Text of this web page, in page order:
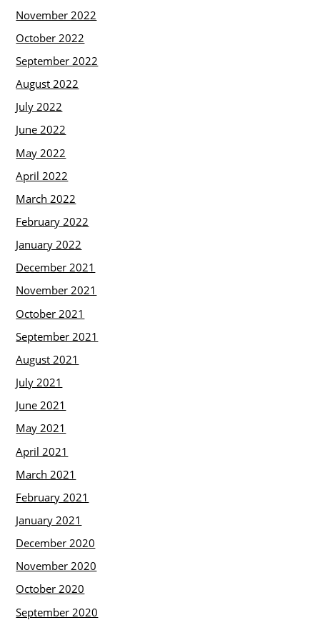
November 2022
October 2022
September 2022
August 2022
July 2022
June 2022
May 2022
April 2022
March 2022
February 2022
January 2022
December 2021
November 2021
October 2021
September 2021
August 2021
July 2021
June 2021
May 2021
April 2021
March 2021
February 2021
January 2021
December 2020
November 2020
October 2020
September 2020